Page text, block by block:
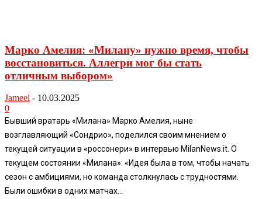
Марко Амелия: «Милану» нужно время, чтобы
восстановиться. Аллегри мог бы стать
отличным выбором»
Jameel - 10.03.2025
0
Бывший вратарь «Милана» Марко Амелия, ныне
возглавляющий «Сондрио», поделился своим мнением о
текущей ситуации в «россонери» в интервью MilanNews.it. О
текущем состоянии «Милана»: «Идея была в том, чтобы начать
сезон с амбициями, но команда столкнулась с трудностями.
Были ошибки в одних матчах...